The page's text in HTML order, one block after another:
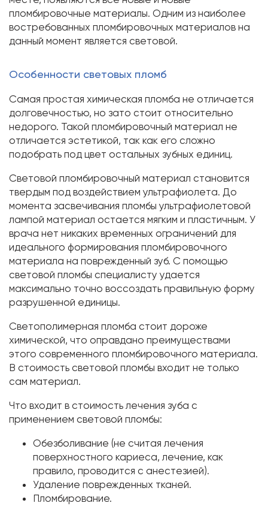
пломбировочные материалы. Одним из наиболее
востребованных пломбировочных материалов на
данный момент является световой.
Особенности световых пломб
Самая простая химическая пломба не отличается
долговечностью, но зато стоит относительно
недорого. Такой пломбировочный материал не
отличается эстетикой, так как его сложно
подобрать под цвет остальных зубных единиц.
Световой пломбировочный материал становится
твердым под воздействием ультрафиолета. До
момента засвечивания пломбы ультрафиолетовой
лампой материал остается мягким и пластичным. У
врача нет никаких временных ограничений для
идеального формирования пломбировочного
материала на поврежденный зуб. С помощью
световой пломбы специалисту удается
максимально точно воссоздать правильную форму
разрушенной единицы.
Светополимерная пломба стоит дороже
химической, что оправдано преимуществами
этого современного пломбировочного материала.
В стоимость световой пломбы входит не только
сам материал.
Что входит в стоимость лечения зуба с
применением световой пломбы:
Обезболивание (не считая лечения
поверхностного кариеса, лечение, как
правило, проводится с анестезией).
Удаление поврежденных тканей.
Пломбирование.